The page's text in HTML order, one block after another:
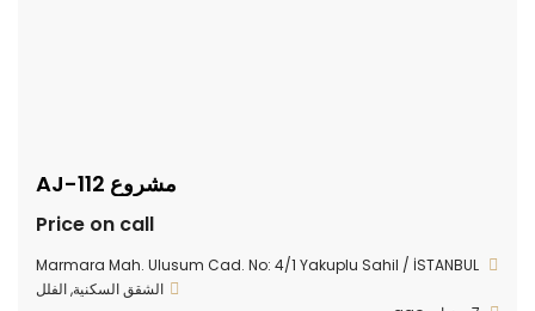
مشروع AJ-112
Price on call
Marmara Mah. Ulusum Cad. No: 4/1 Yakuplu Sahil / İSTANBUL
الشقق السكنية,الفلل